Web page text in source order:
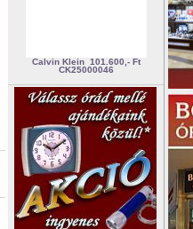
Calvin Klein 101.600,- Ft
CK25000046